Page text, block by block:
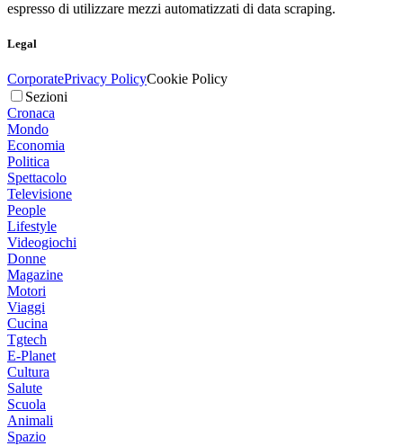
espresso di utilizzare mezzi automatizzati di data scraping.
Legal
CorporatePrivacy PolicyCookie Policy
Sezioni
Cronaca
Mondo
Economia
Politica
Spettacolo
Televisione
People
Lifestyle
Videogiochi
Donne
Magazine
Motori
Viaggi
Cucina
Tgtech
E-Planet
Cultura
Salute
Scuola
Animali
Spazio